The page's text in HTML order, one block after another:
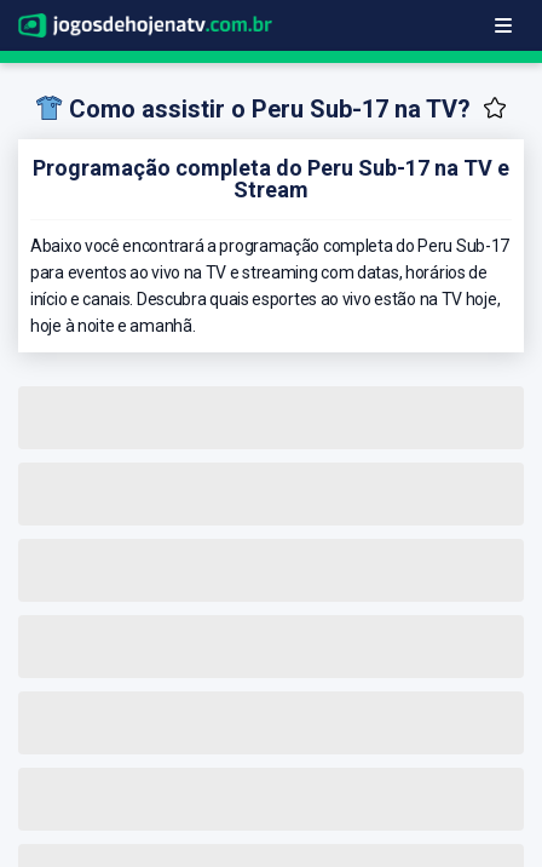
Como assistir o Peru Sub-17 na TV?
Programação completa do Peru Sub-17 na TV e
Stream
Abaixo você encontrará a programação completa do Peru Sub-17
para eventos ao vivo na TV e streaming com datas, horários de
início e canais. Descubra quais esportes ao vivo estão na TV hoje,
hoje à noite e amanhã.